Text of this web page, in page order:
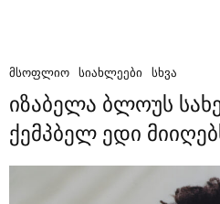
ᲛᲡᲝᲤᲚᲘᲝ ᲡᲘᲐᲮᲚᲔᲔᲑᲘ ᲡᲮᲕᲐ
იზაბელა ბლოუს
ქემპბელ ედი